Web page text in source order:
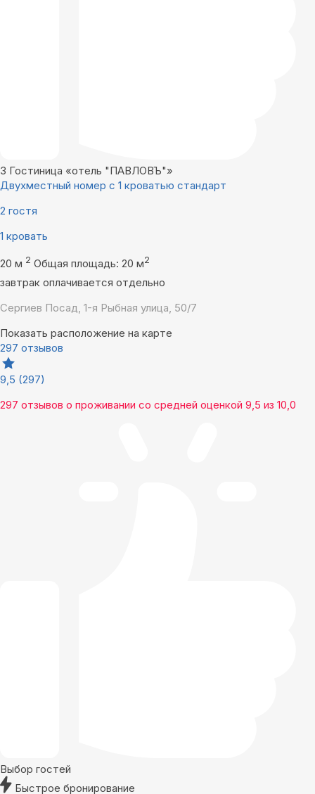
3 Гостиница «отель "ПАВЛОВЪ"»
Двухместный номер с 1 кроватью стандарт
2 гостя
1 кровать
20 м 2 Общая площадь: 20 м2
завтрак оплачивается отдельно
Сергиев Посад, 1-я Рыбная улица, 50/7
Показать расположение на карте
297 отзывов
9,5 (297)
297 отзывов о проживании со средней оценкой 9,5 из 10,0
Выбор гостей
Быстрое бронирование